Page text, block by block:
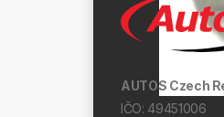
AUTOS Czech
IČO: 49451006